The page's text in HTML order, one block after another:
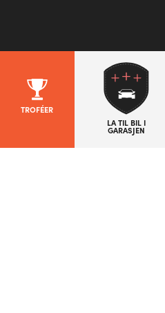
TROFÉER
LA TIL BIL I
GARASJEN